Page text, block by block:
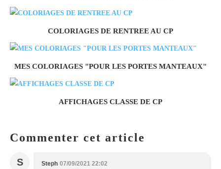
COLORIAGES DE RENTREE AU CP
MES COLORIAGES "POUR LES PORTES MANTEAUX"
AFFICHAGES CLASSE DE CP
Commenter cet article
S Steph 07/09/2021 22:02